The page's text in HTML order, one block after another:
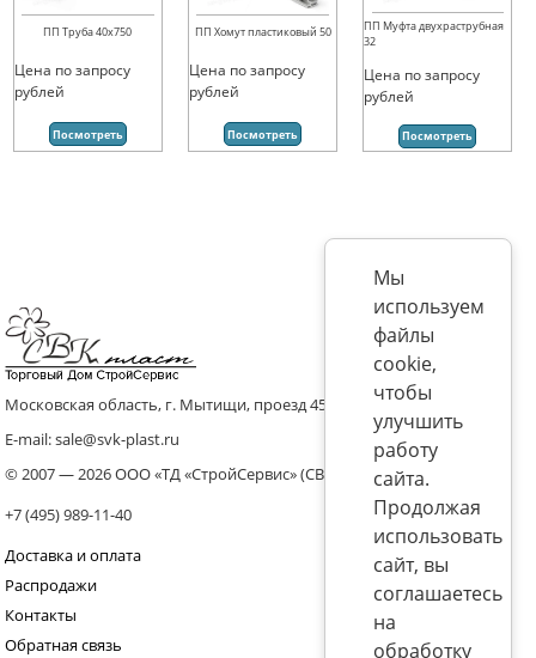
ПП Труба 40х750
Цена по запросу
рублей
Посмотреть
ПП Хомут пластиковый 50
Цена по запросу
рублей
Посмотреть
ПП Муфта двухраструбная
32
Цена по запросу
рублей
Посмотреть
Московская область, г. Мытищи, проезд 4536 владение 8, стр.10
E-mail: sale@svk-plast.ru
© 2007 — 2026 ООО «ТД «СтройСервис» (СВК)
+7 (495) 989-11-40
Доставка и оплата
Распродажи
Контакты
Обратная связь
Мы
используем
файлы
cookie,
чтобы
улучшить
работу
сайта.
Продолжая
использовать
сайт, вы
соглашаетесь
на
обработку